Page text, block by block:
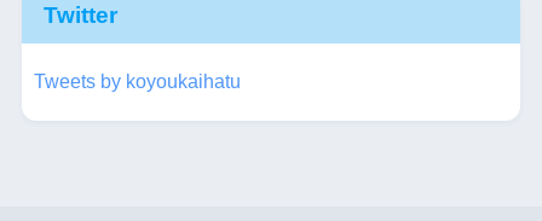
Twitter
Tweets by koyoukaihatu